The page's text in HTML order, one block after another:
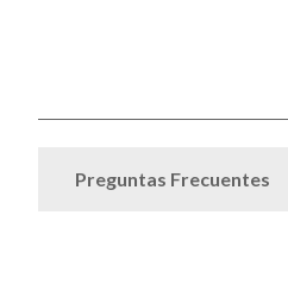
Preguntas Frecuentes